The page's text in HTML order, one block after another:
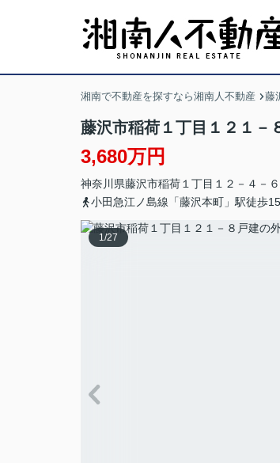
湘南で不動産を探すなら湘南人不動産 藤
藤沢市稲荷１丁目１２１－
3,680万円
神奈川県藤沢市稲荷 １丁目１２－４－６
小田急江ノ島線「藤沢本町」駅徒歩
1/27